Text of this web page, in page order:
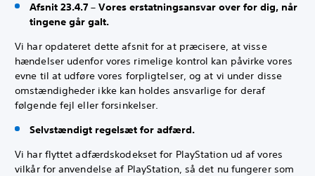
Afsnit 23.4.7 – Vores erstatningsansvar over for dig, når
tingene går galt.
Vi har opdateret dette afsnit for at præcisere, at visse
hændelser udenfor vores rimelige kontrol kan påvirke vores
evne til at udføre vores forpligtelser, og at vi under disse
omstændigheder ikke kan holdes ansvarlige for deraf
følgende fejl eller forsinkelser.
Selvstændigt regelsæt for adfærd.
Vi har flyttet adfærdskodekset for PlayStation ud af vores
vilkår for anvendelse af PlayStation, så det nu fungerer som